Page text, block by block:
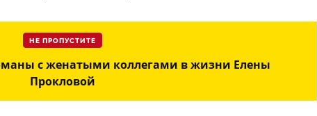
НЕ ПРОПУСТИТЕ
с женатыми коллегами в жизни Елены
Прокловой